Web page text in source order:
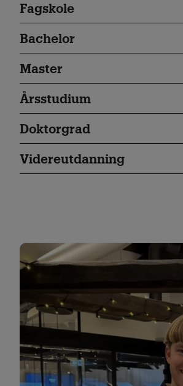
Fagskole
Bachelor
Master
Årsstudium
Doktorgrad
Videreutdanning